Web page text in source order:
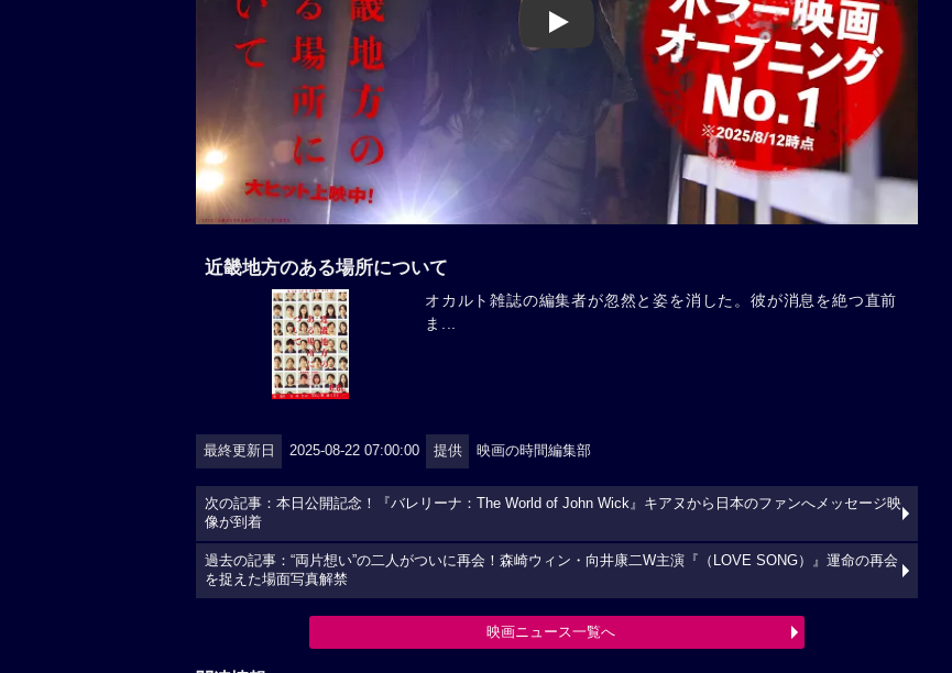
Play
近畿地方のある場所について
オカルト雑誌の編集者が忽然と姿を消した。彼が消息を絶つ直前
ま...
最終更新日 2025-08-22 07:00:00 提供 映画の時間編集部
次の記事：本日公開記念！『バレリーナ：The World of John Wick』キアヌから日本のファンへメッセージ映
像が到着
過去の記事：“両片想い”の二人がついに再会！森崎ウィン・向井康二W主演『（LOVE SONG）』運命の再会
を捉えた場面写真解禁
映画ニュース一覧へ